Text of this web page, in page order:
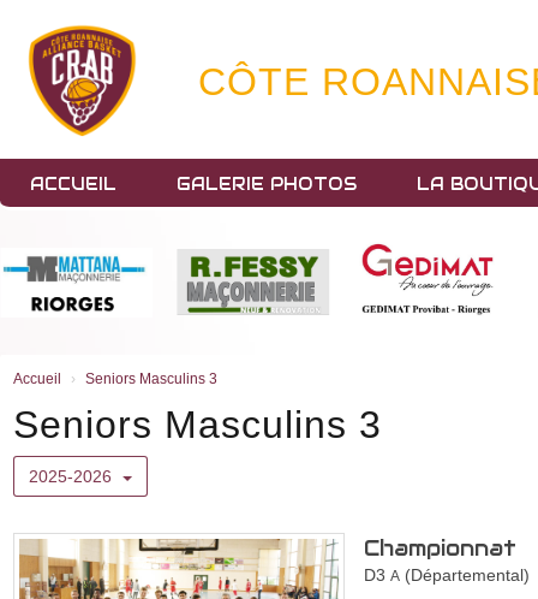
CÔTE
ACCUEIL GALERIE PHOTOS LA
Accueil Seniors Masculins 3
Seniors Masculins 3
2025-2026
Championnat
D3 A(Départemental)